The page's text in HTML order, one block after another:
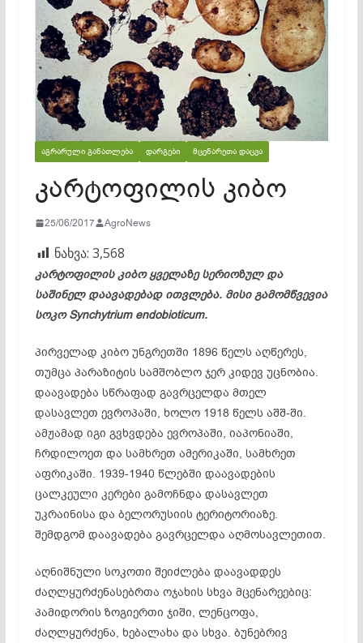
ᲐᲒᲠᲐᲠᲣᲚᲘ ᲒᲐᲜᲐᲗᲚᲔᲑᲐ ᲓᲐᲠᲒᲔᲑᲘ ᲛᲪᲔᲜᲐᲠᲔᲗᲐ ᲓᲐᲪᲕᲐ
კარტოფილის კიბო
25/06/2017 AgroNews
ნახვა: 3,568
კარტოფილის კიბო ყველაზე სერიოზულ და
საშინელ დაავადებად ითვლება. მისი გამომწვევია
სოკო Synchytri­um en­do­bi­o­ti­cum.
პირველად კიბო უნგრეთში 1896 წელს აღწერეს,
თუმცა პარაზიტის სამშობლო ჯერ კიდევ უცნობია.
დაავადება სწრაფად გავრცელდა მთელ
დასავლეთ ევროპაში, ხოლო 1918 წელს აშშ-ში.
ამჟამად იგი გვხვდება ევროპაში, იაპონიაში,
ჩრდილოეთ და სამხრეთ ამერიკაში, სამხრეთ
აფრიკაში. 1939-1940 წლებში დაავადების
ცალკეული კერები გამოჩნდა დასავლეთ
უკრაინისა და ბელორუსიის ტერიტორიაზე.
შემდგომ დაავადება გავრცელდა აღმოსავლეთით.
აღნიშნული სოკოთი შეიძლება დაავადდეს
ძაღლყურძენასებრთა ოჯახის სხვა მცენარეებიც:
პამიდორის ზოგიერთი ჯიში, ლენცოფა,
ძაღლყურძენა, ხებალახა და სხვა. ბუნებრივ